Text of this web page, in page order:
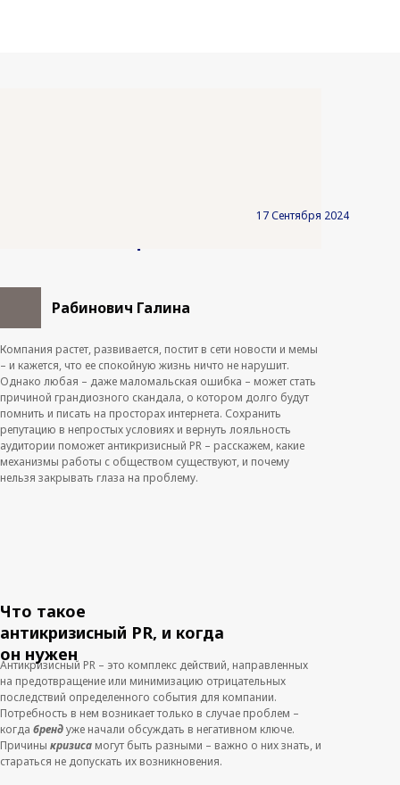
Что такое
антикризисный PR, и когда
он нужен
Антикризисный PR – это комплекс действий, направленных
на предотвращение или минимизацию отрицательных
последствий определенного события для компании.
Потребность в нем возникает только в случае проблем –
когда брендуже начали обсуждать в негативном ключе.
Причины кризиса могут быть разными – важно о них знать, и
стараться не допускать их возникновения.
Компания растет, развивается, постит в сети новости и мемы
– и кажется, что ее спокойную жизнь ничто не нарушит.
Однако любая – даже маломальская ошибка – может стать
причиной грандиозного скандала, о котором долго будут
помнить и писать на просторах интернета. Сохранить
репутацию в непростых условиях и вернуть лояльность
аудитории поможет антикризисный PR – расскажем, какие
механизмы работы с обществом существуют, и почему
нельзя закрывать глаза на проблему.
Рабинович Галина
17 Сентября 2024